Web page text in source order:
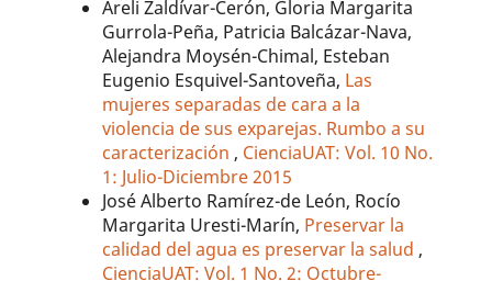
Areli Zaldívar-Cerón, Gloria Margarita
Gurrola-Peña, Patricia Balcázar-Nava,
Alejandra Moysén-Chimal, Esteban
Eugenio Esquivel-Santoveña, Las
mujeres separadas de cara a la
violencia de sus exparejas. Rumbo a su
caracterización , CienciaUAT: Vol. 10 No.
1: Julio-Diciembre 2015
José Alberto Ramírez-de León, Rocío
Margarita Uresti-Marín, Preservar la
calidad del agua es preservar la salud ,
CienciaUAT: Vol. 1 No. 2: Octubre-